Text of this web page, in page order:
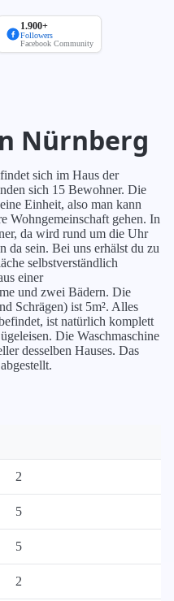
1.900+
Followers
Facebook Community
Nürnberg
sich im Haus der
sich 15 Bewohner. Die
Einheit, also man kann
Wohngemeinschaft gehen. In
da wird rund um die Uhr
da sein. Bei uns erhälst du zu
selbstverständlich
einer
und zwei Bädern. Die
Schrägen) ist 5m². Alles
ist natürlich komplett
Die Waschmaschine
desselben Hauses. Das
2
5
5
2